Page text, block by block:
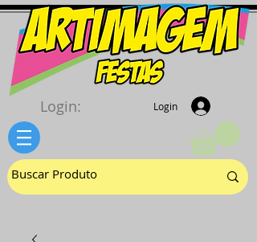
Login
Login: